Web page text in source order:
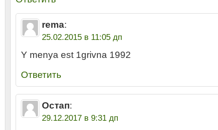
rema:
25.02.2015 в 11:05 дп
Y menya est 1grivna 1992
Ответить
Остап:
29.12.2017 в 9:31 дп